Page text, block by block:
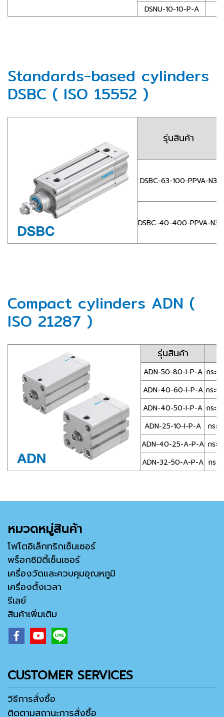
DSNU-10-10-P-A
Standards-based cylinders
DSBC ( ISO 15552 )
รุ่นสินค้า
DSBC-63-100-PPVA-N3
DSBC-40-400-PPVA-N3
Compact cylinders ADN (
ISO 21287 )
รุ่นสินค้า
ADN-50-80-I-P-A กระ
ADN-40-60-I-P-A กระ
ADN-40-50-I-P-A กระ
ADN-25-10-I-P-A
กระ
ADN-40-25-A-P-A กระ
ADN-32-50-A-P-A กระ
หมวดหมู่สินค้า
โฟโตอิเล็กทริกเซ็นเซอร์
พร็อกซิมิตี้เซ็นเซอร์
เครื่องวัดและควบคุมอุณหภูมิ
เครื่องตั้งเวลา
รีเลย์
สินค้าเพิ่มเติม
CUSTOMER SERVICES
วิธีการสั่งซื้อ
ติดตามสถานะการสั่งซื้อ